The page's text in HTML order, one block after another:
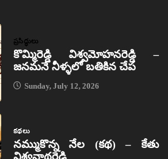
ప్రసిద్ధులు
కొమ్మిరెడ్డి విశ్వమోహనరెడ్డి –
జనమనే నీళ్ళలో బతికిన చేప
Sunday, July 12, 2026
కథలు
నమ్ముకొన్న నేల (కథ) – కేతు